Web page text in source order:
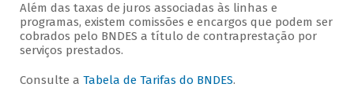
Além das taxas de juros associadas às linhas e
programas, existem comissões e encargos que podem ser
cobrados pelo BNDES a título de contraprestação por
serviços prestados.
Consulte a Tabela de Tarifas do BNDES.